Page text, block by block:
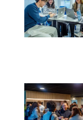
Image